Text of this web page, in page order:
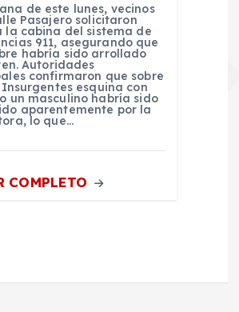
de este lunes, vecinos
Pasajero solicitaron
la cabina del sistema de
911, asegurando que
habría sido arrollado
Autoridades
confirmaron que sobre
esquina con
un masculino habría sido
aparentemente por la
lo que…
COMPLETO